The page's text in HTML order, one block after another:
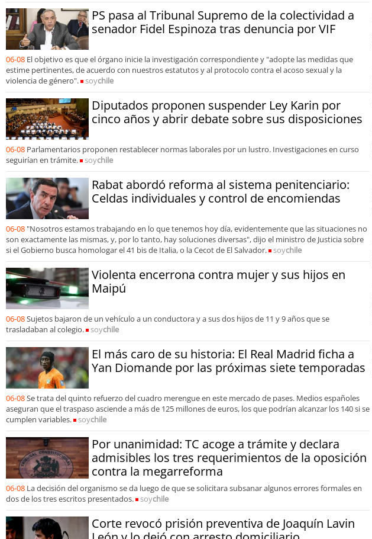
PS pasa al Tribunal Supremo de la colectividad a
senador Fidel Espinoza tras denuncia por VIF
06-08 El objetivo es que el órgano inicie la investigación correspondiente y "adopte las medidas que
estime pertinentes, de acuerdo con nuestros estatutos y al protocolo contra el acoso sexual y la
violencia de género".
soychile
Diputados proponen suspender Ley Karin por
cinco años y abrir debate sobre sus disposiciones
06-08 Parlamentarios proponen restablecer normas laborales por un lustro. Investigaciones en curso
seguirían en trámite.
soychile
Rabat abordó reforma al sistema penitenciario:
Celdas individuales y control de encomiendas
06-08 "Nosotros estamos trabajando en lo que tenemos hoy día, evidentemente que las situaciones no
son exactamente las mismas, y, por lo tanto, hay soluciones diversas", dijo el ministro de Justicia sobre
si el Gobierno busca homologar el 41 bis de Italia, o la Cecot de El Salvador.
soychile
Violenta encerrona contra mujer y sus hijos en
Maipú
06-08Sujetos bajaron de un vehículo a un conductora y a sus dos hijos de 11 y 9 años que se
trasladaban al colegio.
soychile
El más caro de su historia: El Real Madrid ficha a
Yan Diomande por las próximas siete temporadas
06-08Se trata del quinto refuerzo del cuadro merengue en este mercado de pases. Medios españoles
aseguran que el traspaso asciende a más de 125 millones de euros, los que podrían alcanzar los 140 si se
cumplen variables.
soychile
Por unanimidad: TC acoge a trámite y declara
admisibles los tres requerimientos de la oposición
contra la megarreforma
06-08 La decisión del organismo se da luego de que se solicitara subsanar algunos errores formales en
dos de los tres escritos presentados.
soychile
Corte revocó prisión preventiva de Joaquín Lavin